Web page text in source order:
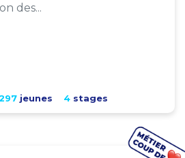
des...
jeunes 4stages